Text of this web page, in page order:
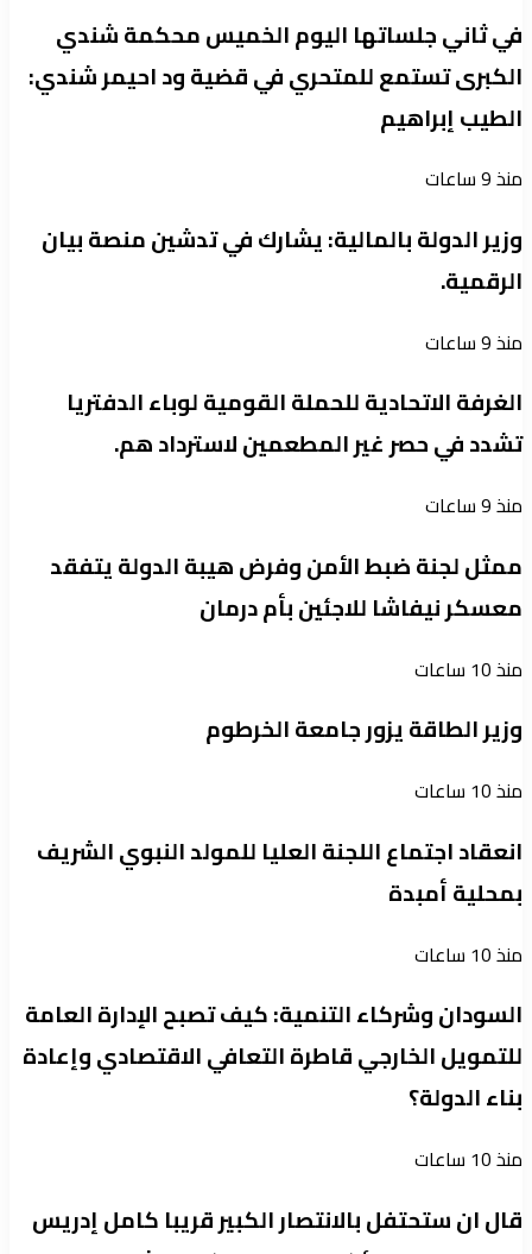
في ثاني جلساتها اليوم الخميس محكمة شندي
الكبرى تستمع للمتحري في قضية ود احيمر شندي:
الطيب إبراهيم
منذ 9 ساعات
وزير الدولة بالمالية: يشارك في تدشين منصة بيان
الرقمية.
منذ 9 ساعات
الغرفة الاتحادية للحملة القومية لوباء الدفتريا
تشدد في حصر غير المطعمين لاسترداد هم.
منذ 9 ساعات
ممثل لجنة ضبط الأمن وفرض هيبة الدولة يتفقد
معسكر نيفاشا للاجئين بأم درمان
منذ 10 ساعات
وزير الطاقة يزور جامعة الخرطوم
منذ 10 ساعات
انعقاد اجتماع اللجنة العليا للمولد النبوي الشريف
بمحلية أمبدة
منذ 10 ساعات
السودان وشركاء التنمية: كيف تصبح الإدارة العامة
للتمويل الخارجي قاطرة التعافي الاقتصادي وإعادة
بناء الدولة؟
منذ 10 ساعات
قال ان ستحتفل بالانتصار الكبير قريبا كامل إدريس